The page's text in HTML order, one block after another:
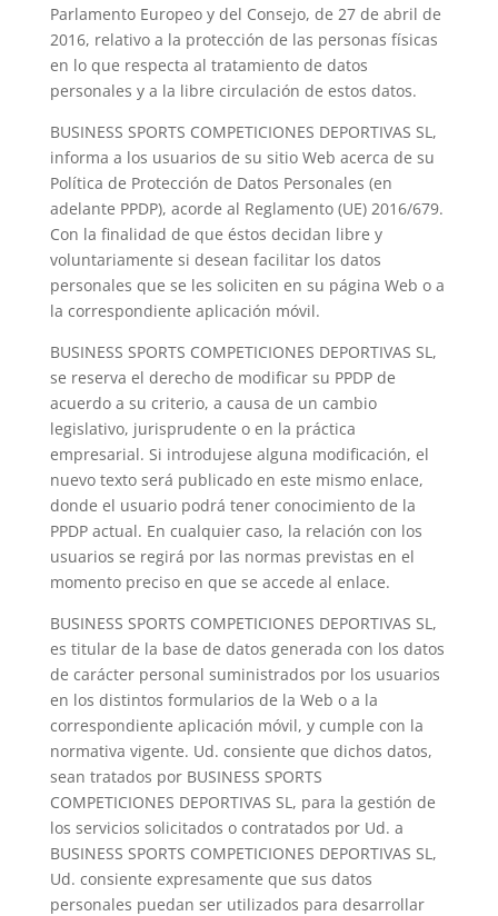
Parlamento Europeo y del Consejo, de 27 de abril de
2016, relativo a la protección de las personas físicas
en lo que respecta al tratamiento de datos
personales y a la libre circulación de estos datos.
BUSINESS SPORTS COMPETICIONES DEPORTIVAS SL,
informa a los usuarios de su sitio Web acerca de su
Política de Protección de Datos Personales (en
adelante PPDP), acorde al Reglamento (UE) 2016/679.
Con la finalidad de que éstos decidan libre y
voluntariamente si desean facilitar los datos
personales que se les soliciten en su página Web o a
la correspondiente aplicación móvil.
BUSINESS SPORTS COMPETICIONES DEPORTIVAS SL,
se reserva el derecho de modificar su PPDP de
acuerdo a su criterio, a causa de un cambio
legislativo, jurisprudente o en la práctica
empresarial. Si introdujese alguna modificación, el
nuevo texto será publicado en este mismo enlace,
donde el usuario podrá tener conocimiento de la
PPDP actual. En cualquier caso, la relación con los
usuarios se regirá por las normas previstas en el
momento preciso en que se accede al enlace.
BUSINESS SPORTS COMPETICIONES DEPORTIVAS SL,
es titular de la base de datos generada con los datos
de carácter personal suministrados por los usuarios
en los distintos formularios de la Web o a la
correspondiente aplicación móvil, y cumple con la
normativa vigente. Ud. consiente que dichos datos,
sean tratados por BUSINESS SPORTS
COMPETICIONES DEPORTIVAS SL, para la gestión de
los servicios solicitados o contratados por Ud. a
BUSINESS SPORTS COMPETICIONES DEPORTIVAS SL,
Ud. consiente expresamente que sus datos
personales puedan ser utilizados para desarrollar